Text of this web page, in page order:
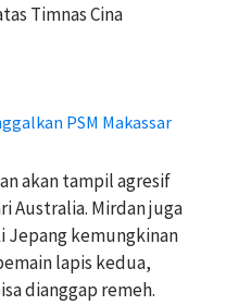
Timnas Cina
PSM Makassar
akan tampil agresif
Australia. Mirdan juga
Jepang kemungkinan
lapis kedua,
dianggap remeh.